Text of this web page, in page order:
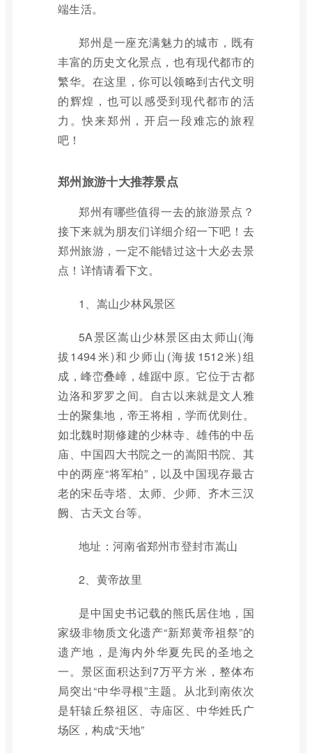
端生活。
郑州是一座充满魅力的城市，既有
丰富的历史文化景点，也有现代都市的
繁华。在这里，你可以领略到古代文明
的辉煌，也可以感受到现代都市的活
力。快来郑州，开启一段难忘的旅程
吧！
郑州旅游十大推荐景点
郑州有哪些值得一去的旅游景点？
接下来就为朋友们详细介绍一下吧！去
郑州旅游，一定不能错过这十大必去景
点！详情请看下文。
1、嵩山少林风景区
5A景区嵩山少林景区由太师山(海
拔1494米)和少师山(海拔1512米)组
成，峰峦叠嶂，雄踞中原。它位于古都
边洛和罗罗之间。自古以来就是文人雅
士的聚集地，帝王将相，学而优则仕。
如北魏时期修建的少林寺、雄伟的中岳
庙、中国四大书院之一的嵩阳书院、其
中的两座“将军柏”，以及中国现存最古
老的宋岳寺塔、太师、少师、齐木三汉
阙、古天文台等。
地址：河南省郑州市登封市嵩山
2、黄帝故里
是中国史书记载的熊氏居住地，国
家级非物质文化遗产“新郑黄帝祖祭”的
遗产地，是海内外华夏先民的圣地之
一。景区面积达到7万平方米，整体布
局突出“中华寻根”主题。从北到南依次
是轩辕丘祭祖区、寺庙区、中华姓氏广
场区，构成“天地”